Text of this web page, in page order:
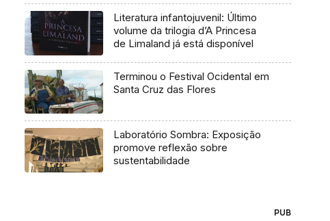
Literatura infantojuvenil: Último
volume da trilogia d’A Princesa
de Limaland já está disponível
Terminou o Festival Ocidental em
Santa Cruz das Flores
Laboratório Sombra: Exposição
promove reflexão sobre
sustentabilidade
PUB